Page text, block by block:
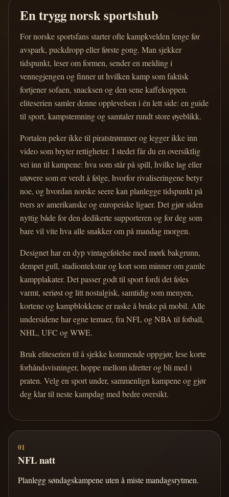
En trygg norsk sportshub
For norske sportsfans starter ofte kampkvelden lenge før
avspark, puckdropp eller første gong. Man sjekker
tidspunkt, leser om formen, sender en melding i
vennegjengen og finner ut hvilken kamp som faktisk
fortjener sofaen, snacksen og den sene kaffekoppen.
eliteserien samler denne opplevelsen i én lett side: en guide
til sport, kampstemning og samtaler rundt store øyeblikk.
Portalen peker ikke til piratstrømmer og legger ikke inn
video som bryter rettigheter. I stedet får du en oversiktlig
vei inn til kampene: hva som står på spill, hvilke lag eller
utøvere som er verdt å følge, hvorfor rivaliseringene betyr
noe, og hvordan norske seere kan planlegge tidspunkt på
tvers av amerikanske og europeiske ligaer. Det gjør siden
nyttig både for den dedikerte supporteren og for deg som
bare vil vite hva alle snakker om på mandag morgen.
Designet har en dyp vintagefølelse med mørk bakgrunn,
dempet gull, stadiontekstur og kort som minner om gamle
kampplakater. Det passer godt til sport fordi det føles
varmt, seriøst og litt nostalgisk, samtidig som menyen,
kortene og kampblokkene er raske å bruke på mobil. Alle
undersidene har egne temaer, fra NFL og NBA til fotball,
NHL, UFC og WWE.
Bruk eliteserien til å sjekke kommende oppgjør, lese korte
forhåndsvisninger, hoppe mellom idretter og bli med i
praten. Velg en sport under, sammenlign kampene og gjør
deg klar til neste kampdag med bedre oversikt.
01
NFL natt
Planlegg søndagskampene uten å miste mandagsrytmen.